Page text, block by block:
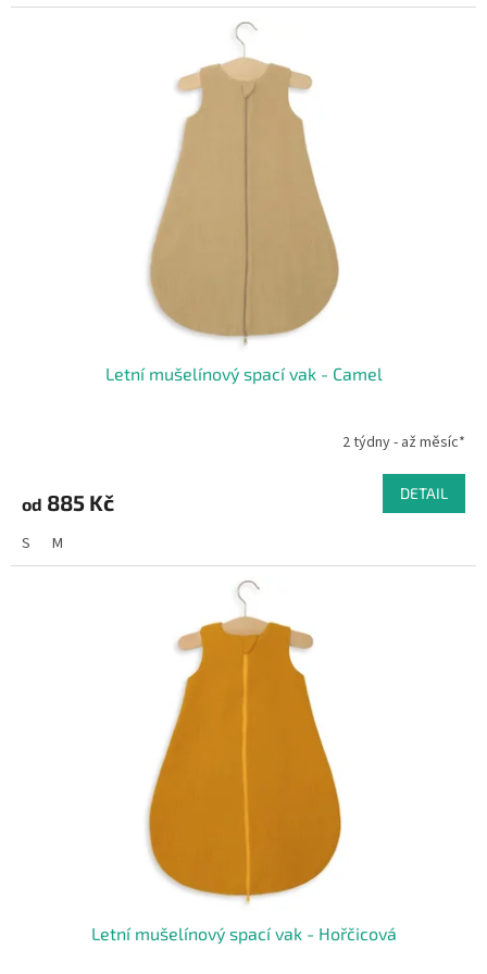
Letní mušelínový spací vak - Camel
2 týdny - až měsíc*
od 885 Kč DETAIL
S M
Letní mušelínový spací vak - Hořčicová